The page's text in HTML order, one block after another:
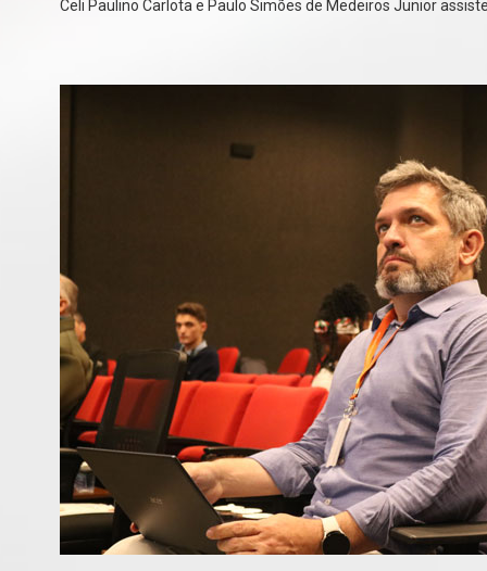
Celi Paulino Carlota e Paulo Simões de Medeiros Junior